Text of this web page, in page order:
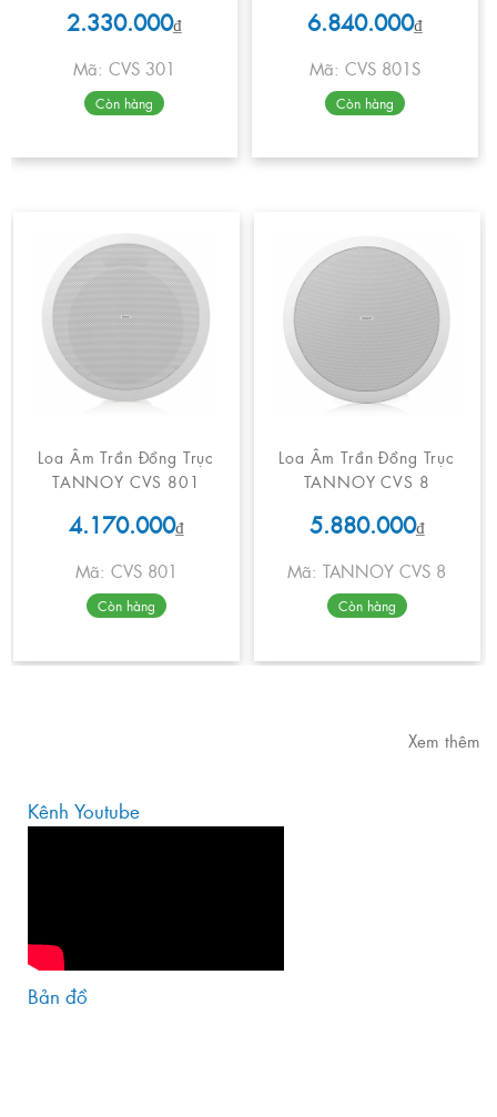
2.330.000₫
Mã: CVS 301
Còn hàng
6.840.000₫
Mã: CVS 801S
Còn hàng
Loa Âm Trần Đồng Trục
TANNOY CVS 801
4.170.000₫
Mã: CVS 801
Còn hàng
Loa Âm Trần Đồng Trục
TANNOY CVS 8
5.880.000₫
Mã: TANNOY CVS 8
Còn hàng
Xem thêm
Kênh Youtube
Bản đồ